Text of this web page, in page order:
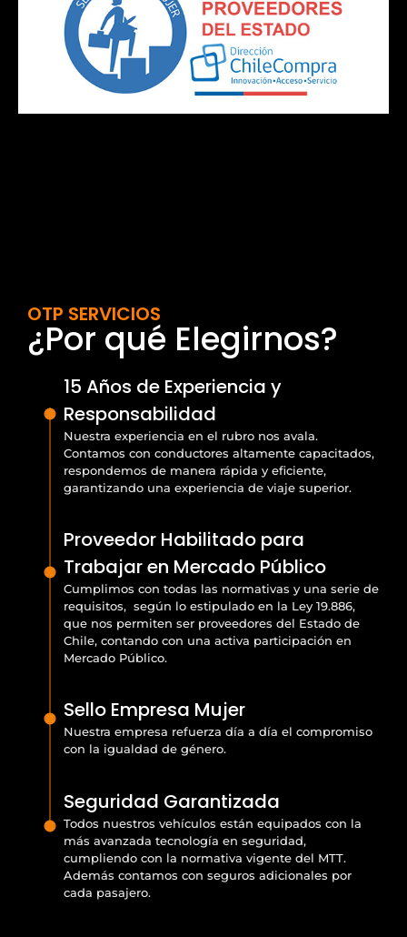
OTP SERVICIOS
¿Por qué Elegirnos?
15 Años de Experiencia y
Responsabilidad
Nuestra experiencia en el rubro nos avala.
Contamos con conductores altamente capacitados,
respondemos de manera rápida y eficiente,
garantizando una experiencia de viaje superior.
Proveedor Habilitado para
Trabajar en Mercado Público
Cumplimos con todas las normativas y una serie de
requisitos, según lo estipulado en la Ley 19.886,
que nos permiten ser proveedores del Estado de
Chile, contando con una activa participación en
Mercado Público.
Sello Empresa Mujer
Nuestra empresa refuerza día a día el compromiso
con la igualdad de género.
Seguridad Garantizada
Todos nuestros vehículos están equipados con la
más avanzada tecnología en seguridad,
cumpliendo con la normativa vigente del MTT.
Además contamos con seguros adicionales por
cada pasajero.